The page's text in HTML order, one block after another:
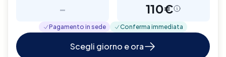
- 110€
Pagamento in sede Conferma immediata
Scegli giorno e ora